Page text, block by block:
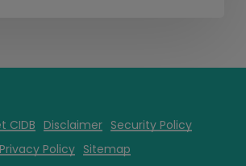
CIDB Disclaimer Security Policy
Privacy Policy Sitemap